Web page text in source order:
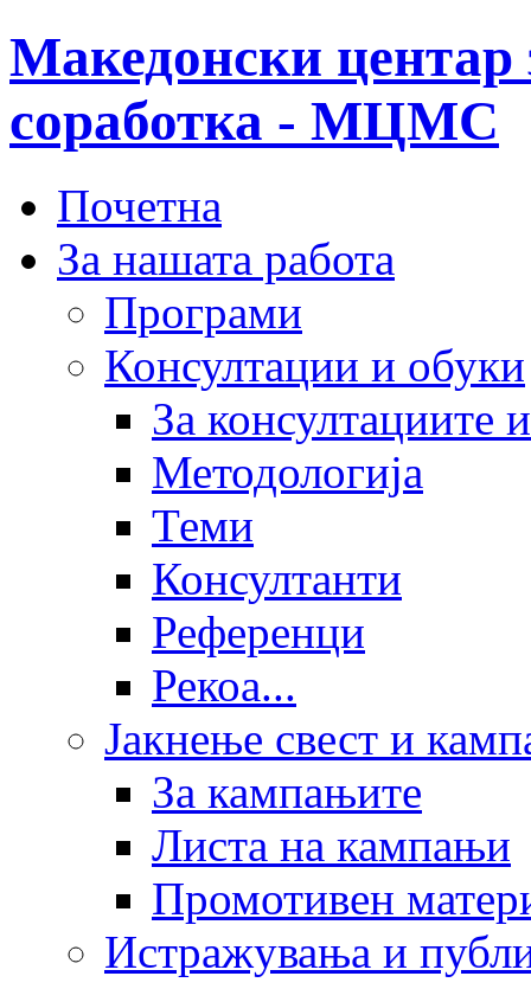
Македонски центар
соработка - МЦМС
Почетна
За нашата работа
Програми
Консултации и обуки
За консултациите
Методологија
Теми
Консултанти
Референци
Рекоа...
Јакнење свест и
За кампањите
Листа на кампањи
Промотивен
Истражувања и